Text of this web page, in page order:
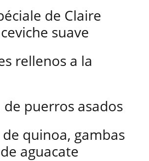
de Claire
suave
rellenos a la
puerros asados
quinoa, gambas
aguacate